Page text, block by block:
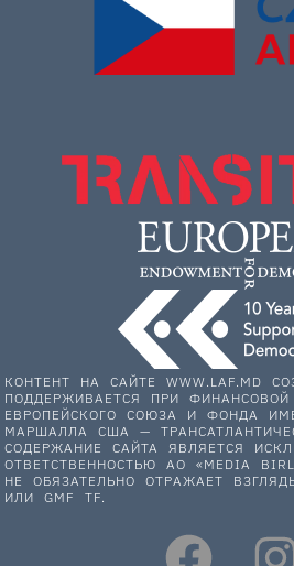
КОНТЕНТ НА САЙТЕ WWW.LAF.MD
ПОДДЕРЖИВАЕТСЯ ПРИ
ЕВРОПЕЙСКОГО СОЮЗА И ФОНДА
МАРШАЛЛА США —
СОДЕРЖАНИЕ САЙТА ЯВЛЯЕТСЯ
ОТВЕТСТВЕННОСТЬЮ АО «MEDIA
НЕ ОБЯЗАТЕЛЬНО ОТРАЖАЕТ
ИЛИ GMF TF.